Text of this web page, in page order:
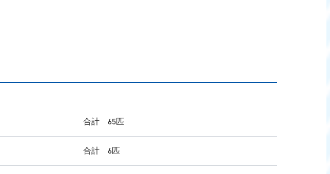
合計 65匹
合計 6匹